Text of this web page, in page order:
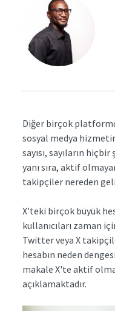
Diğer birçok
sosyal medya
sayısı, sayıların
yanı sıra, aktif
takipçiler nereden
X'teki birçok büyük
kullanıcıları zaman
Twitter veya X
hesabın neden
makale X'te aktif
açıklamaktadır.